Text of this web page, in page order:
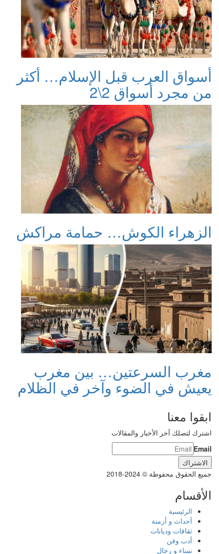
أسواق العرب قبل الإسلام… أكثر
من مجرد أسواق 2\2
الزهراء الكوش… حمامة مراكش
مغرب السرعتين… بين مغرب
يعيش في الضوء وآخر في الظلام
ابقوا معنا
اشترك لتصلك آخر الأخبار والمقالات
Email
جميع الحقوق محفوظة © 2024-2018
الأقسام
الرئيسية
أحداث و أزمنة
ثقافات وديانات
أدب وفن
نساء و رجال